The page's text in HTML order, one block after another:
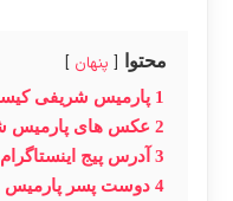
محتوا پنهان
1 پارمیس شریفی
2 عکس های پارمیس
3 آدرس پیج
4 دوست پسر